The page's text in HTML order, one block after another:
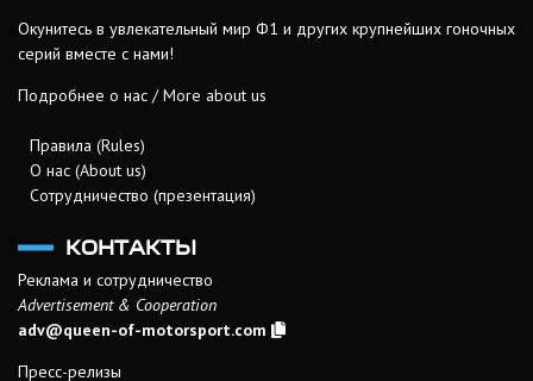
Окунитесь в увлекательный мир Ф1 и других крупнейших гоночных
серий вместе с нами!
Подробнее о нас / More about us
Правила (Rules)
О нас (About us)
Сотрудничество (презентация)
КОНТАКТЫ
Реклама и сотрудничество
Advertisement & Cooperation
adv@queen-of-motorsport.com
Пресс-релизы